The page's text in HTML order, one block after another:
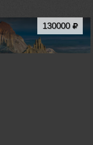
130000